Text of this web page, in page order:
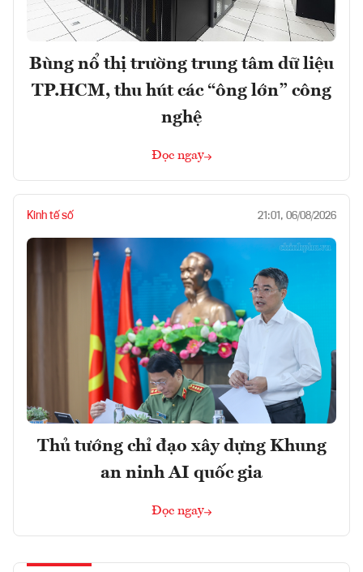
Bùng nổ thị trường trung tâm dữ liệu
TP.HCM, thu hút các “ông lớn” công
nghệ
Đọc ngay
Kinh tế số 21:01, 06/08/2026
Thủ tướng chỉ đạo xây dựng Khung
an ninh AI quốc gia
Đọc ngay